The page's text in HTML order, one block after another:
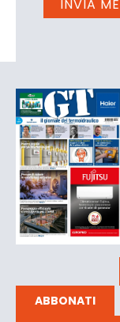
ABBONATI